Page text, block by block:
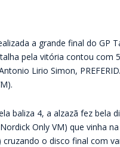
a grande final do GP
pela vitória contou com
Lirio Simon,
baliza 4, a alzazã fez bela
Only VM) que vinha
cruzando o disco final com